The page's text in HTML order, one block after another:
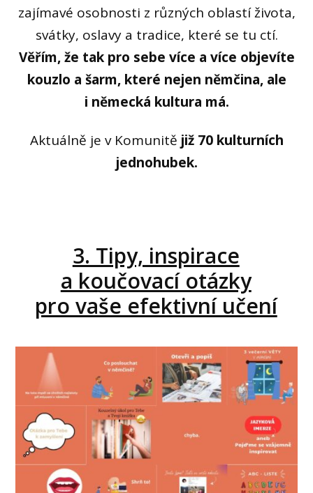
zajímavé osobnosti z různých oblastí života,
svátky, oslavy a tradice, které se tu ctí.
Věřím, že tak pro sebe více a více objevíte
kouzlo a šarm, které nejen němčina, ale
i německá kultura má.
Aktuálně je v Komunitě již 70 kulturních
jednohubek.
3. Tipy, inspirace
a koučovací otázky
pro vaše efektivní učení